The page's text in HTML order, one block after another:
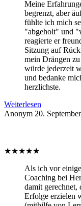
Meine
begrenzt, aber
fühlte ich mich
"abgeholt" und
reagierte er
Sitzung auf
mein Drängen
würde jederzeit
und bedanke
herzlichste.
Weiterlesen
Anonym 20.
★★★★★
Als ich vor
Coaching bei
damit gerechnet,
Erfolge erzielen